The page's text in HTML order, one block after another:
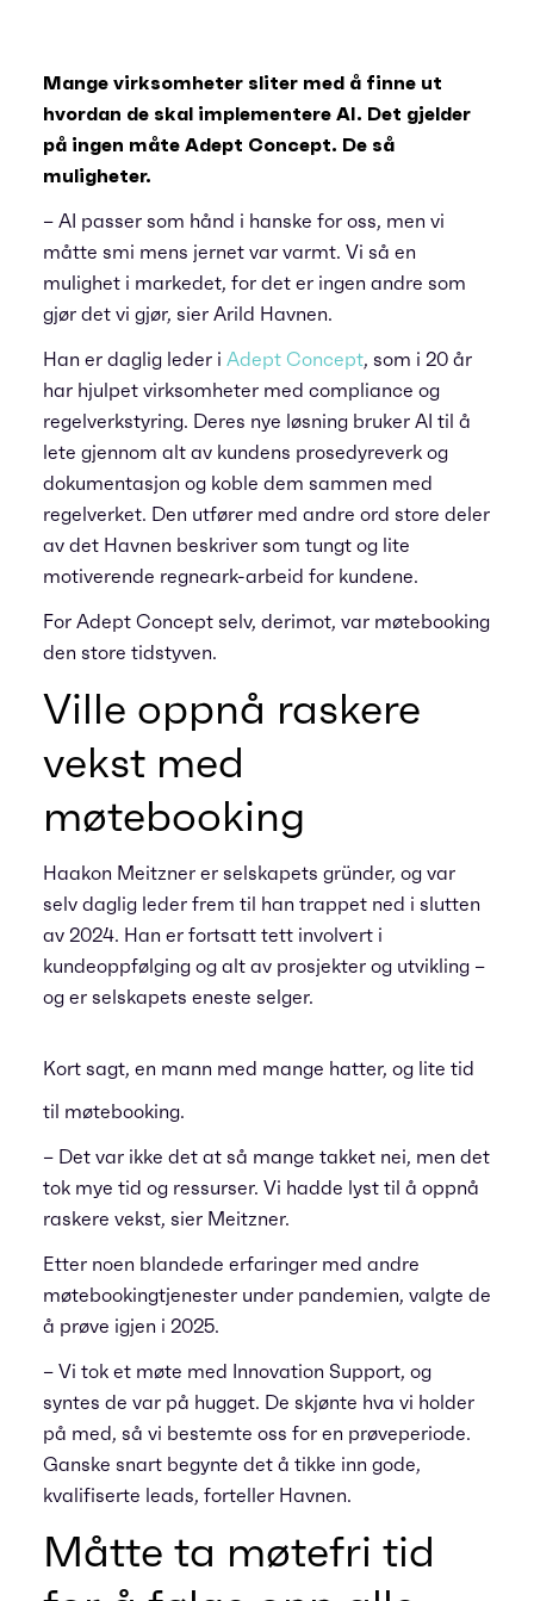
Mange virksomheter sliter med å finne ut
hvordan de skal implementere AI. Det gjelder
på ingen måte Adept Concept. De så
muligheter.
– AI passer som hånd i hanske for oss, men vi
måtte smi mens jernet var varmt. Vi så en
mulighet i markedet, for det er ingen andre som
gjør det vi gjør, sier Arild Havnen.
Han er daglig leder i Adept Concept, som i 20 år
har hjulpet virksomheter med compliance og
regelverkstyring. Deres nye løsning bruker AI til å
lete gjennom alt av kundens prosedyreverk og
dokumentasjon og koble dem sammen med
regelverket. Den utfører med andre ord store deler
av det Havnen beskriver som tungt og lite
motiverende regneark-arbeid for kundene.
For Adept Concept selv, derimot, var møtebooking
den store tidstyven.
Ville oppnå raskere
vekst med
møtebooking
Haakon Meitzner er selskapets gründer, og var
selv daglig leder frem til han trappet ned i slutten
av 2024. Han er fortsatt tett involvert i
kundeoppfølging og alt av prosjekter og utvikling –
og er selskapets eneste selger.
Kort sagt, en mann med mange hatter, og lite tid
til møtebooking.
– Det var ikke det at så mange takket nei, men det
tok mye tid og ressurser. Vi hadde lyst til å oppnå
raskere vekst, sier Meitzner.
Etter noen blandede erfaringer med andre
møtebookingtjenester under pandemien, valgte de
å prøve igjen i 2025.
– Vi tok et møte med Innovation Support, og
syntes de var på hugget. De skjønte hva vi holder
på med, så vi bestemte oss for en prøveperiode.
Ganske snart begynte det å tikke inn gode,
kvalifiserte leads, forteller Havnen.
Måtte ta møtefri tid